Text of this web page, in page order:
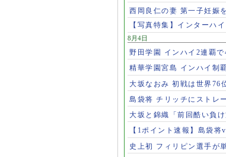
西岡良仁の妻 第一子妊娠
【写真特集】インターハ
8月4日
野田学園 インハイ2連覇
精華学園宮島 インハイ制
大坂なおみ 初戦は世界76
島袋将 チリッチにストレ
大坂と錦織「前回酷い負
【1ポイント速報】島袋将
史上初 フィリピン選手が